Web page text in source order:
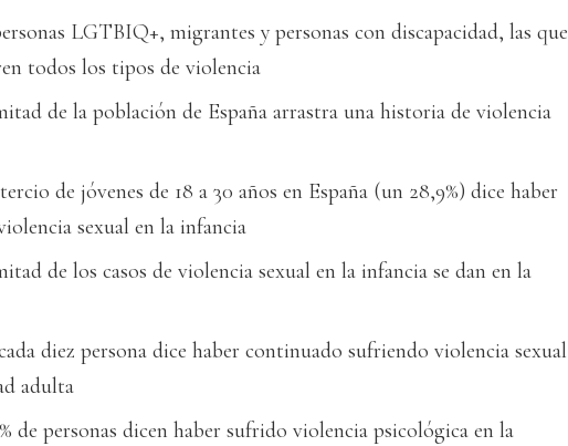
LGTBIQ+, migrantes y personas con discapacidad, las que
todos los tipos de violencia
de la población de España arrastra una historia de violencia
de jóvenes de 18 a 30 años en España (un 28,9%) dice haber
sexual en la infancia
de los casos de violencia sexual en la infancia se dan en la
diez persona dice haber continuado sufriendo violencia sexual
adulta
de personas dicen haber sufrido violencia psicológica en la